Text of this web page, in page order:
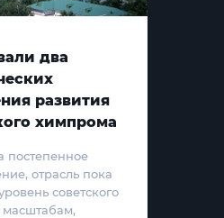
два
развития
химпрома
постепенное
отрасль пока
советского